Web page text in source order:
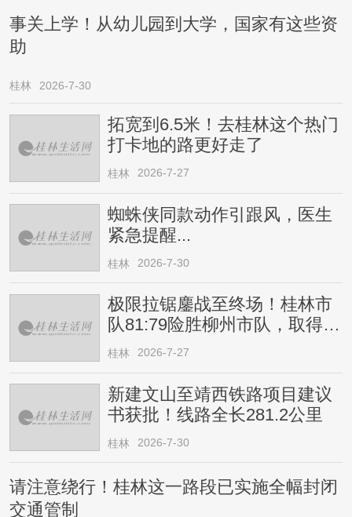
事关上学！从幼儿园到大学，国家有这些资
助
桂林 2026-7-30
拓宽到6.5米！去桂林这个热门
打卡地的路更好走了
桂林 2026-7-27
蜘蛛侠同款动作引跟风，医生
紧急提醒...
桂林 2026-7-30
极限拉锯鏖战至终场！桂林市
队81:79险胜柳州市队，取得四
连胜
桂林 2026-7-27
新建文山至靖西铁路项目建议
书获批！线路全长281.2公里
桂林 2026-7-30
请注意绕行！桂林这一路段已实施全幅封闭
交通管制